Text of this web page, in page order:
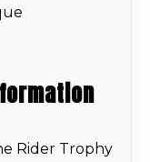
Rider Trophy